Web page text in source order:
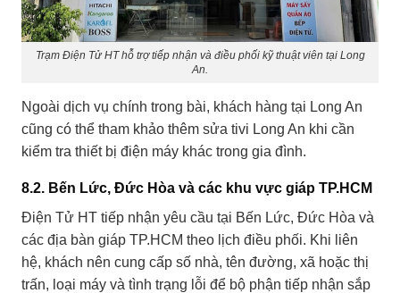
Trạm Điện Tử HT hỗ trợ tiếp nhận và điều phối kỹ thuật viên tại Long
An.
Ngoài dịch vụ chính trong bài, khách hàng tại Long An
cũng có thể tham khảo thêm sửa tivi Long An khi cần
kiểm tra thiết bị điện máy khác trong gia đình.
8.2. Bến Lức, Đức Hòa và các khu vực giáp TP.HCM
Điện Tử HT tiếp nhận yêu cầu tại Bến Lức, Đức Hòa và
các địa bàn giáp TP.HCM theo lịch điều phối. Khi liên
hệ, khách nên cung cấp số nhà, tên đường, xã hoặc thị
trấn, loại máy và tình trạng lỗi để bộ phận tiếp nhận sắp